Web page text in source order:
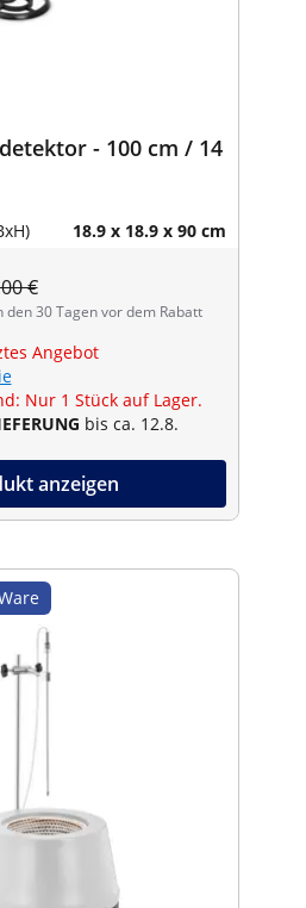
- 100 cm / 14
18.9 x 18.9 x 90 cm
€
30 Tagen vor dem Rabatt
Angebot
Nur 1 Stück auf Lager.
bis ca. 12.8.
anzeigen